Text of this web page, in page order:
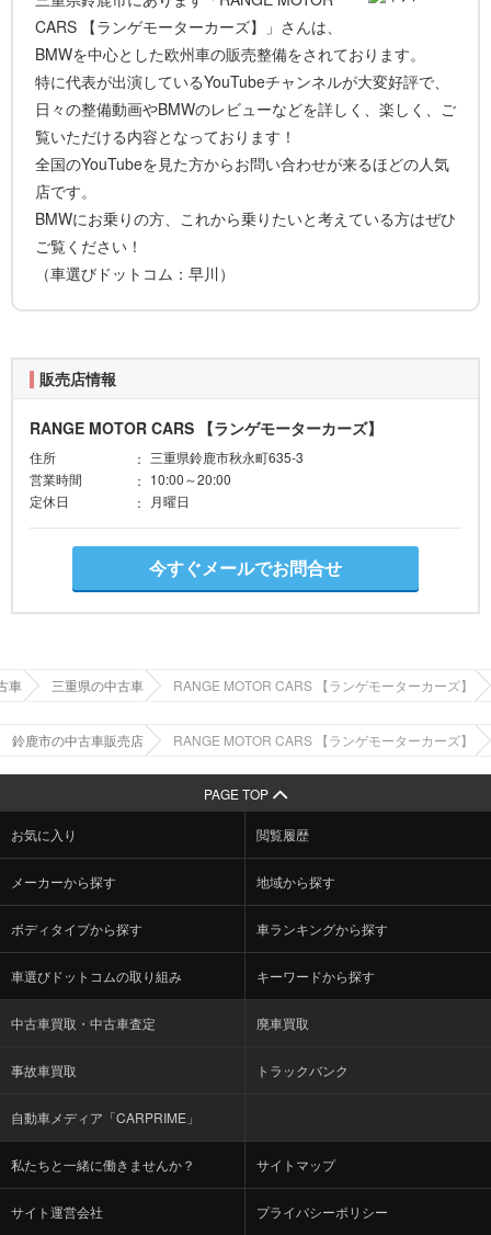
CARS 【ランゲモーターカーズ】」さんは、
BMWを中心とした欧州車の販売整備をされております。
特に代表が出演しているYouTubeチャンネルが大変好評で、
日々の整備動画やBMWのレビューなどを詳しく、楽しく、ご
覧いただける内容となっております！
全国のYouTubeを見た方からお問い合わせが来るほどの人気
店です。
BMWにお乗りの方、これから乗りたいと考えている方はぜひ
ご覧ください！
（車選びドットコム：早川）
販売店情報
RANGE MOTOR CARS 【ランゲモーターカーズ】
住所
三重県鈴鹿市秋永町635-3
営業時間
10:00～20:00
定休日
月曜日
今すぐメールでお問合せ
車 三重県の中古車 RANGE MOTOR CARS 【ランゲモーターカーズ】
鈴鹿市の中古車販売店 RANGE MOTOR CARS 【ランゲモーターカーズ】
PAGE TOP
お気に入り 閲覧履歴
メーカーから探す 地域から探す
ボディタイプから探す 車ランキングから探す
車選びドットコムの取り組み キーワードから探す
中古車買取・中古車査定 廃車買取
事故車買取 トラックバンク
自動車メディア「CARPRIME」
私たちと一緒に働きませんか？ サイトマップ
サイト運営会社 プライバシーポリシー